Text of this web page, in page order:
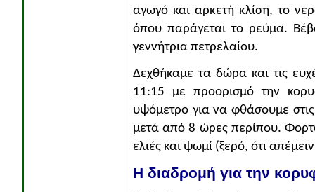
αγωγό και αρκετή κλίση, το
όπου παράγεται το ρεύμα.
γεννήτρια πετρελαίου.
Δεχθήκαμε τα δώρα και τις
11:15 με προορισμό την
υψόμετρο για να φθάσουμε
μετά από 8 ώρες περίπου.
ελιές και ψωμί (ξερό, ότι
Η διαδρομή για την